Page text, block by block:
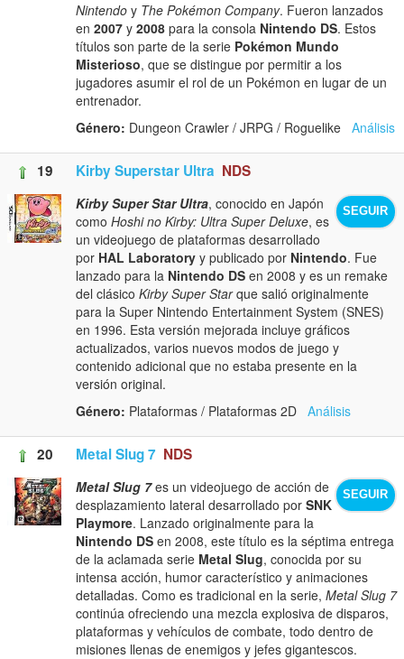
Nintendo y The Pokémon Company. Fueron lanzados
en 2007 y 2008 para la consola Nintendo DS. Estos
títulos son parte de la serie Pokémon Mundo
Misterioso, que se distingue por permitir a los
jugadores asumir el rol de un Pokémon en lugar de un
entrenador.
Género: Dungeon Crawler / JRPG / Roguelike Análisis
19 Kirby Superstar Ultra NDS
SEGUIR
Kirby Super Star Ultra, conocido en Japón
como Hoshi no Kirby: Ultra Super Deluxe, es
un videojuego de plataformas desarrollado
por HAL Laboratory y publicado por Nintendo. Fue
lanzado para la Nintendo DS en 2008 y es un remake
del clásico Kirby Super Starque salió originalmente
para la Super Nintendo Entertainment System (SNES)
en 1996. Esta versión mejorada incluye gráficos
actualizados, varios nuevos modos de juego y
contenido adicional que no estaba presente en la
versión original.
Género: Plataformas / Plataformas 2D Análisis
20 Metal Slug 7 NDS
SEGUIR
Metal Slug 7es un videojuego de acción de
desplazamiento lateral desarrollado por SNK
Playmore. Lanzado originalmente para la
Nintendo DS en 2008, este título es la séptima entrega
de la aclamada serie Metal Slug, conocida por su
intensa acción, humor característico y animaciones
detalladas. Como es tradicional en la serie, Metal Slug 7
continúa ofreciendo una mezcla explosiva de disparos,
plataformas y vehículos de combate, todo dentro de
misiones llenas de enemigos y jefes gigantescos.